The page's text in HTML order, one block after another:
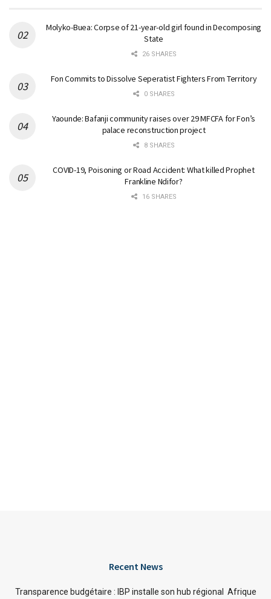
Molyko-Buea: Corpse of 21-year-old girl found in Decomposing
State
26 SHARES
Fon Commits to Dissolve Seperatist Fighters From Territory
0 SHARES
Yaounde: Bafanji community raises over 29 MFCFA for Fon’s
palace reconstruction project
8 SHARES
COVID-19, Poisoning or Road Accident: What killed Prophet
Frankline Ndifor?
16 SHARES
Recent News
Transparence budgétaire : IBP installe son hub régional Afrique